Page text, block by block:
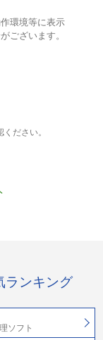
環境等に表示
ございます。
ださい。
ランキング
ソフト